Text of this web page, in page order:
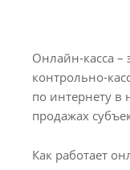
Онлайн-касса
контрольно-
по интернету в
продажах
Как работает